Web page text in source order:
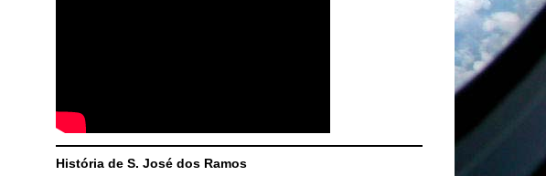
História de S. José dos Ramos